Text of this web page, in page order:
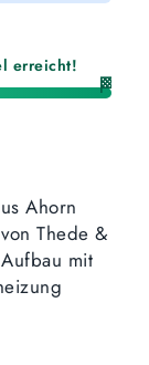
erreicht!
🏁
Ahorn
Thede &
mit